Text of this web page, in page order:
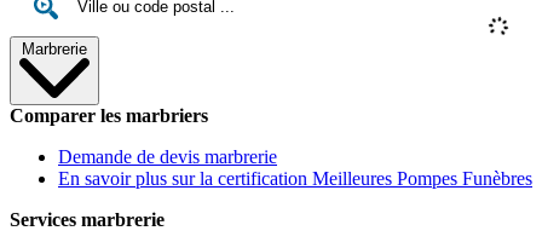
Marbrerie
Comparer les marbriers
Demande de devis marbrerie
En savoir plus sur la certification Meilleures Pompes Funèbres
Services marbrerie